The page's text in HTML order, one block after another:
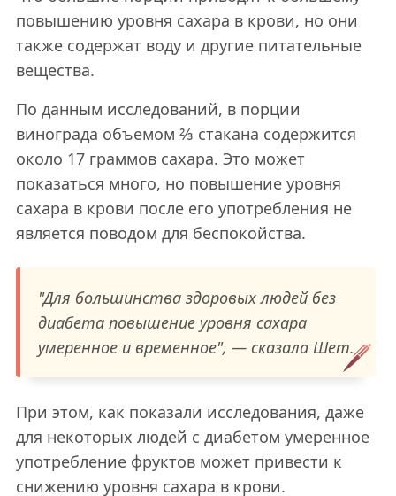
повышению уровня сахара в крови, но они
также содержат воду и другие питательные
вещества.
По данным исследований, в порции
винограда объемом ⅔ стакана содержится
около 17 граммов сахара. Это может
показаться много, но повышение уровня
сахара в крови после его употребления не
является поводом для беспокойства.
"Для большинства здоровых людей без
диабета повышение уровня сахара
умеренное и временное", — сказала Шет.
При этом, как показали исследования, даже
для некоторых людей с диабетом умеренное
употребление фруктов может привести к
снижению уровня сахара в крови.